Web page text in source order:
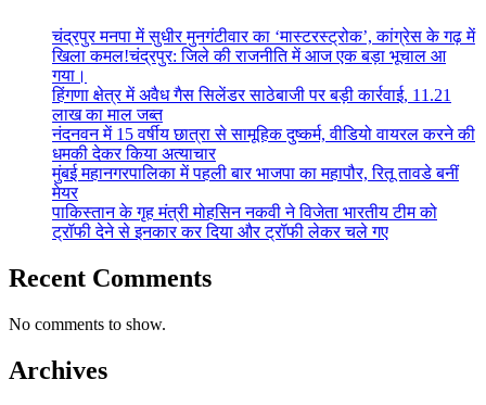
चंद्रपुर मनपा में सुधीर मुनगंटीवार का ‘मास्टरस्ट्रोक’, कांग्रेस के गढ़ में
खिला कमल!चंद्रपुर: जिले की राजनीति में आज एक बड़ा भूचाल आ
गया।
हिंगणा क्षेत्र में अवैध गैस सिलेंडर साठेबाजी पर बड़ी कार्रवाई, 11.21
लाख का माल जब्त
नंदनवन में 15 वर्षीय छात्रा से सामूहिक दुष्कर्म, वीडियो वायरल करने की
धमकी देकर किया अत्याचार
मुंबई महानगरपालिका में पहली बार भाजपा का महापौर, रितू तावडे बनीं
मेयर
पाकिस्तान के गृह मंत्री मोहसिन नकवी ने विजेता भारतीय टीम को
ट्रॉफी देने से इनकार कर दिया और ट्रॉफी लेकर चले गए
Recent Comments
No comments to show.
Archives